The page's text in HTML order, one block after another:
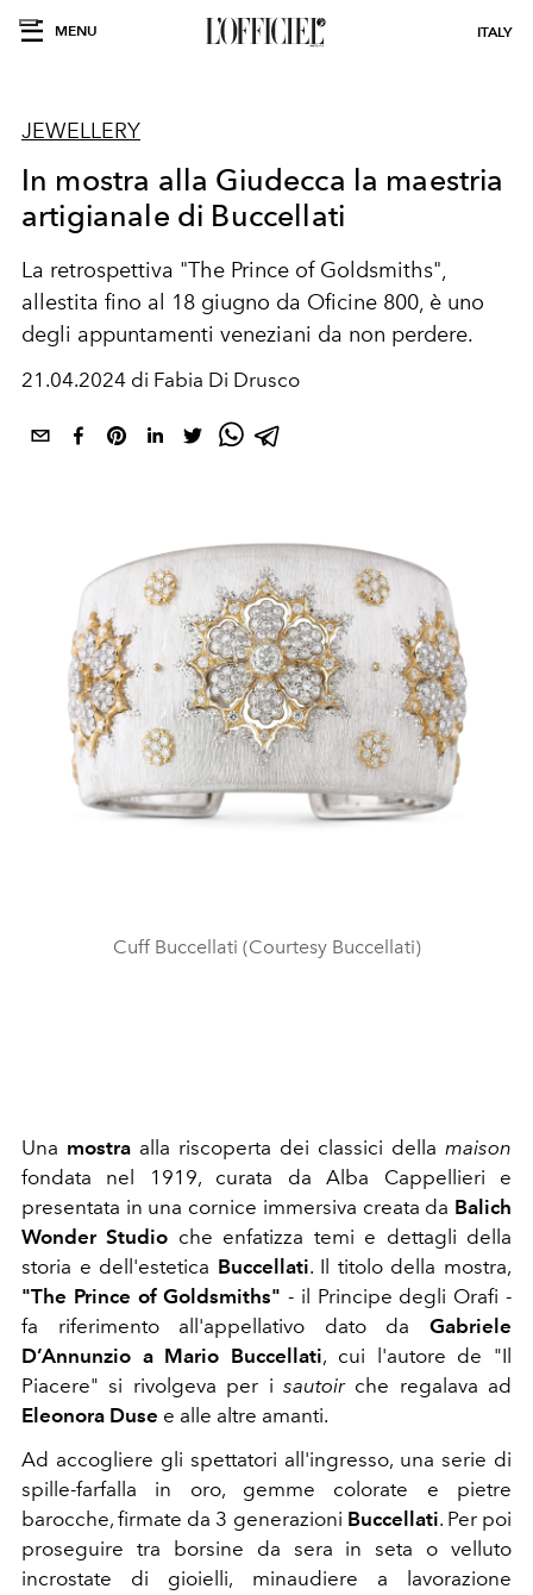
MENU ITALY
JEWELLERY
In mostra alla Giudecca la maestria
artigianale di Buccellati
La retrospettiva "The Prince of Goldsmiths",
allestita fino al 18 giugno da Oficine 800, è uno
degli appuntamenti veneziani da non perdere.
21.04.2024 di Fabia Di Drusco
Cuff Buccellati (Courtesy Buccellati)
Una mostra alla riscoperta dei classici della maison
fondata nel 1919, curata daAlba Cappellieri e
presentata in una cornice immersiva creata da Balich
Wonder Studio che enfatizza temi e dettagli della
storia e dell'estetica Buccellati. Il titolo della mostra,
"The Prince of Goldsmiths"- il Principe degli Orafi -
fa riferimento all'appellativo dato da Gabriele
D’Annunzio a Mario Buccellati, cui l'autore de "Il
Piacere" si rivolgeva per i sautoirche regalava ad
Eleonora Duse e alle altre amanti.
Ad accogliere gli spettatori all'ingresso, una serie di
spille-farfalla in oro, gemme colorate e pietre
barocche, firmate da 3 generazioni Buccellati. Per poi
proseguire tra borsine da sera in seta o velluto
incrostate di gioielli, minaudiere a lavorazione